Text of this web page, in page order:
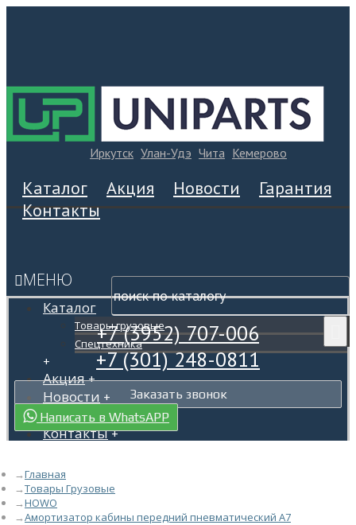
Иркутск Улан-Удэ Чита Кемерово
Каталог Акция Новости
Гарантия
Контакты
МЕНЮ
Каталог
Товары грузовые
Спецтехника
+
Акция +
Новости +
Гарантия +
Контакты +
+7 (3952) 707-006
+7 (301) 248-0811
Заказать звонок
Написать в WhatsAPP
Главная
Товары Грузовые
HOWO
Амортизатор кабины передний пневматический A7